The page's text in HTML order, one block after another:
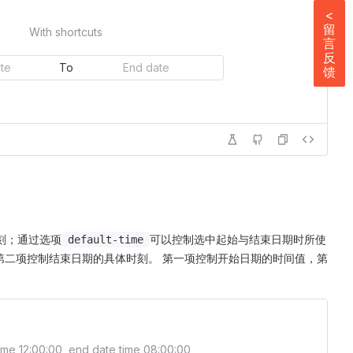
With shortcuts
To
；通过选项 default-time 可以控制选中起始与结束日期时所使
项控制结束日期的具体时刻。 第一项控制开始日期的时间值，第
12:00:00, end date time 08:00:00
<
留
言
反
馈